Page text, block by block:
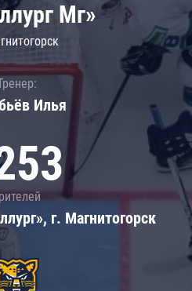
Мг»
Илья
г. Магнитогорск